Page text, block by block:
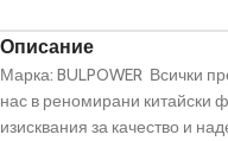
Описание
Марка: BULPOWER Всички
нас в реномирани китайски
изисквания за качество и